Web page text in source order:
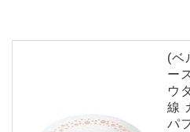
(ベ
ー
ウ
線
パ